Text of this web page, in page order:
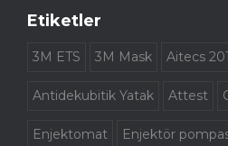
Etiketler
3M ETS 3M Mask Aitecs
Antidekubitik Yatak Attest
Enjektomat Enjektör